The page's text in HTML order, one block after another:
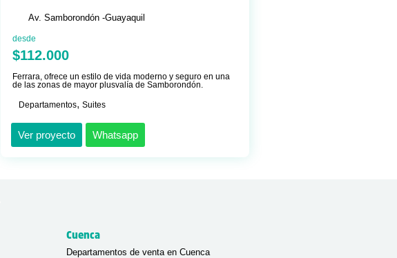
Av. Samborondón -Guayaquil
desde
$112.000
Ferrara, ofrece un estilo de vida moderno y seguro en una
de las zonas de mayor plusvalía de Samborondón.
Departamentos, Suites
Ver proyecto Whatsapp
Cuenca
Departamentos de venta en Cuenca